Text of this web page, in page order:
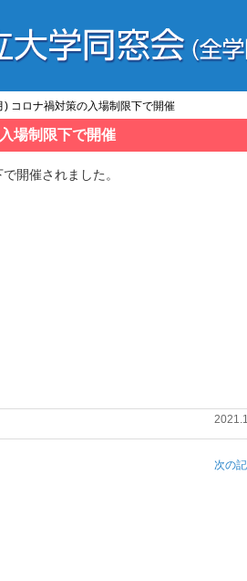
コロナ禍対策の入場制限下で開催
場制限下で開催
開催されました。
次の